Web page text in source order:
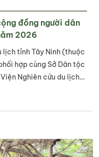
đồng người dân
2026
tỉnh Tây Ninh (thuộc
hợp cùng Sở Dân tộc
Nghiên cứu du lịch
phát triển du lịch